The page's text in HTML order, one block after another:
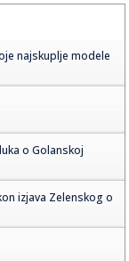
najskuplje modele
o Golanskoj
izjava Zelenskog o